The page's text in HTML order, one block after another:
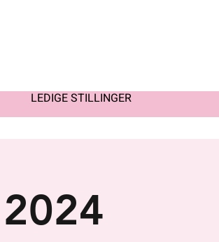
LEDIGE STILLINGER